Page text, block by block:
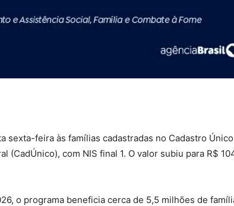
sexta-feira às famílias cadastradas no Cadastro
(CadÚnico), com NIS final 1. O valor subiu para R$
o programa beneficia cerca de 5,5 milhões de